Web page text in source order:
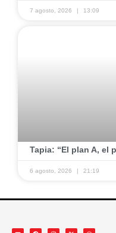
7 agosto, 2026 13:09
​Tapia: “El plan A, el
6 agosto, 2026 21:19